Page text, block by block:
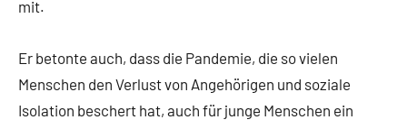
mit.
Er betonte auch, dass die Pandemie, die so vielen
Menschen den Verlust von Angehörigen und soziale
Isolation beschert hat, auch für junge Menschen ein